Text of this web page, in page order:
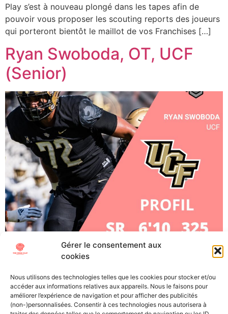
Gérer le consentement aux
cookies
Nous utilisons des technologies telles que les cookies pour stocker et/ou
accéder aux informations relatives aux appareils. Nous le faisons pour
améliorer l’expérience de navigation et pour afficher des publicités
(non-)personnalisées. Consentir à ces technologies nous autorisera à
Play s’est à nouveau plongé dans les tapes afin de
pouvoir vous proposer les scouting reports des joueurs
qui porteront bientôt le maillot de vos Franchises […]
Ryan Swoboda, OT, UCF
(Senior)
Ryan Swoboda, OT, UCF (Senior) À l’approche de la
plonger au mieux dans cet évènement si particulier.
Découvrez les futures stars (ou désillusions) de la NFL
grâce à nos « scouting reports », les présentations